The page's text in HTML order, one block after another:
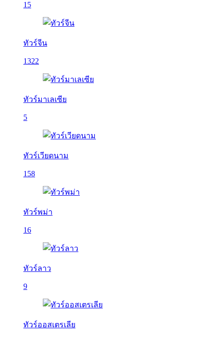
15
ทัวร์จีน
1322
ทัวร์มาเลเซีย
5
ทัวร์เวียดนาม
158
ทัวร์พม่า
16
ทัวร์ลาว
9
ทัวร์ออสเตรเลีย